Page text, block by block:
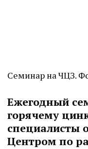
Семинар на ЧЦЗ.
Ежегодный
горячему
специалисты
Центром по